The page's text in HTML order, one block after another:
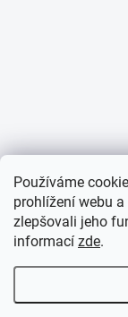
Používáme
prohlížení webu
zlepšovali jeho
informací zde.